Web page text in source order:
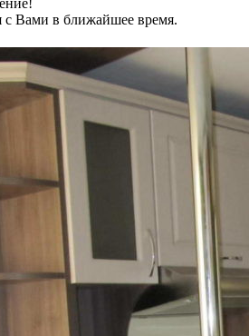
Вами в ближайшее время.